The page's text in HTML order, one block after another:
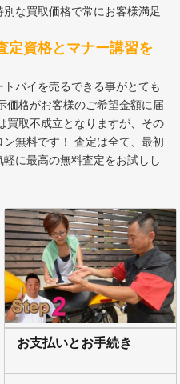
な買取価格で常にお客様満足
定資格とマナー講習を
バイを売るできる事がとても
買取不成立となりますが、その
定は全て、最初
に最高の無料査定をお試しし
お支払いとお手続き